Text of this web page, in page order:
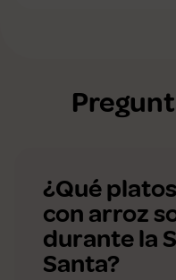
¿Qué
con arroz
durante la
Santa?